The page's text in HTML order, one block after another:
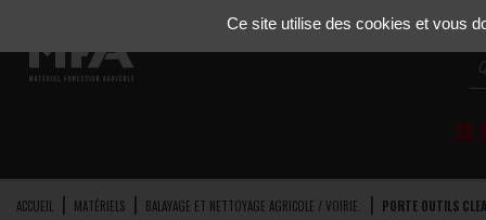
ACCUEIL MATÉRIELS BALAYAGE ET NETTOYAGE AGRICOLE / VOIRIE. PORTE OUTILS
Ce site utilise des cookies et vous